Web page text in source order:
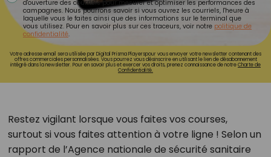
d'ouverture des courriels pour mesurer et optimiser les performances des
campagnes. Nous pourrons savoir si vous ouvrez les courriels, l'heure à
laquelle vous le faites ainsi que des informations sur le terminal que
vous utilisez. Pour en savoir plus sur ces traceurs, voir notre politique de
confidentialité.
Votre adresse email sera utilisée par Digital Prisma Playerspour vous envoyer votre newsletter contenant des
offres commerciales personnalisées. Vous pourrez vous désinscrire en utilisant le lien de désabonnement
intégré dans la newsletter. Pour en savoir plus et exercer vos droits, prenez connaissance de notreCharte de
Confidentialité.
Restez vigilant lorsque vous faites vos courses,
surtout si vous faites attention à votre ligne ! Selon un
rapport de l’Agence nationale de sécurité sanitaire